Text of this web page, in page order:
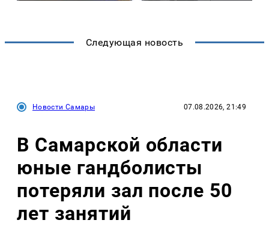
Следующая новость
Новости Самары 07.08.2026, 21:49
В Самарской области
юные гандболисты
потеряли зал после 50
лет занятий